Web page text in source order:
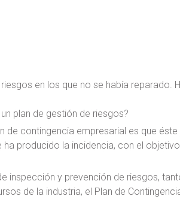
en los que no se había reparado.
plan de gestión de riesgos?
de contingencia empresarial es que
producido la incidencia, con el
inspección y prevención de riesgos,
de la industria, el Plan de